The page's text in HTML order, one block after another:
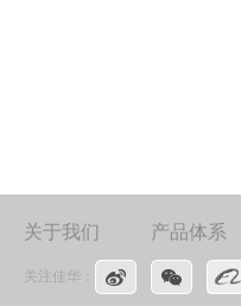
关于我们 产品体系
关注佳华：